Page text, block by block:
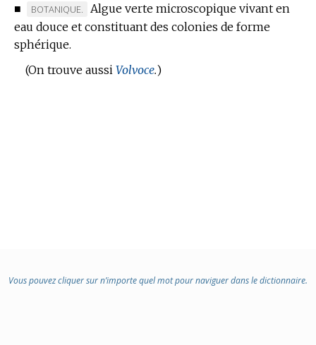
■
MARQUE
DE
DOMAINE
BOTANIQUE.
Algue verte microscopique vivant en
eau douce et constituant des colonies de forme
sphérique.
(On trouve aussi Volvoce.)
Vous pouvez cliquer sur n’importe quel mot pour naviguer dans le dictionnaire.